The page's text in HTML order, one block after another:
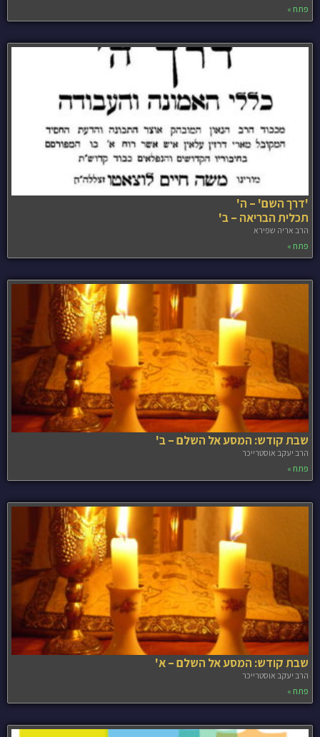
פתח »
'דרך השם' – ה'
תכלית הבריאה – ב'
הרב אריה שפירא
פתח »
שבת קודש: המסע אל השלם – ב'
הרב יעקב אוסטרייכר
פתח »
שבת קודש: המסע אל השלם – א'
הרב יעקב אוסטרייכר
פתח »